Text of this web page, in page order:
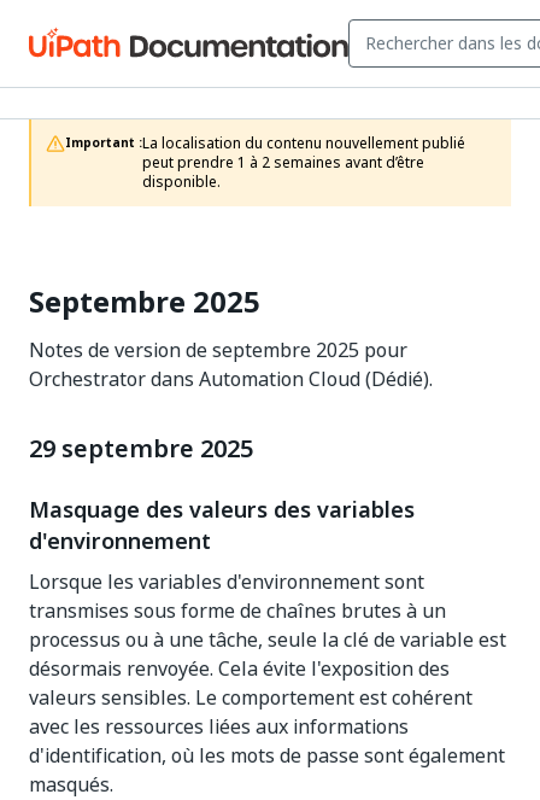
Important :La localisation du contenu nouvellement publié
peut prendre 1 à 2 semaines avant d’être
disponible.
Septembre 2025
Notes de version de septembre 2025 pour
Orchestrator dans Automation Cloud (Dédié).
29 septembre 2025
Masquage des valeurs des variables
d'environnement
Lorsque les variables d'environnement sont
transmises sous forme de chaînes brutes à un
processus ou à une tâche, seule la clé de variable est
désormais renvoyée. Cela évite l'exposition des
valeurs sensibles. Le comportement est cohérent
avec les ressources liées aux informations
d'identification, où les mots de passe sont également
masqués.